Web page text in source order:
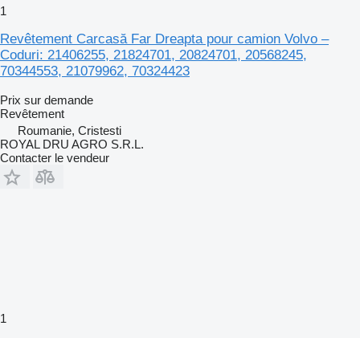
1
Revêtement Carcasă Far Dreapta pour camion Volvo –
Coduri: 21406255, 21824701, 20824701, 20568245,
70344553, 21079962, 70324423
Prix sur demande
Revêtement
Roumanie, Cristesti
ROYAL DRU AGRO S.R.L.
Contacter le vendeur
1